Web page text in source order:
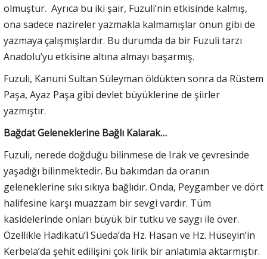
olmuştur. Ayrıca bu iki şair, Fuzuli’nin etkisinde kalmış,
ona sadece nazireler yazmakla kalmamışlar onun gibi de
yazmaya çalışmışlardır. Bu durumda da bir Fuzuli tarzı
Anadolu’yu etkisine altına almayı başarmış.
Fuzuli, Kanuni Sultan Süleyman öldükten sonra da Rüstem
Paşa, Ayaz Paşa gibi devlet büyüklerine de şiirler
yazmıştır.
Bağdat Geleneklerine Bağlı Kalarak…
Fuzuli, nerede doğduğu bilinmese de Irak ve çevresinde
yaşadığı bilinmektedir. Bu bakımdan da oranın
geleneklerine sıkı sıkıya bağlıdır. Onda, Peygamber ve dört
halifesine karşı muazzam bir sevgi vardır. Tüm
kasidelerinde onları büyük bir tutku ve saygı ile över.
Özellikle Hadikatü’l Süeda’da Hz. Hasan ve Hz. Hüseyin’in
Kerbela’da şehit edilişini çok lirik bir anlatımla aktarmıştır.